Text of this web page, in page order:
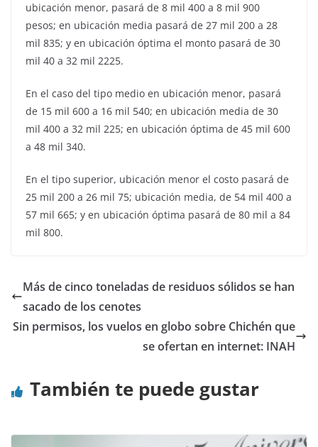
ubicación menor, pasará de 8 mil 400 a 8 mil 900
pesos; en ubicación media pasará de 27 mil 200 a 28
mil 835; y en ubicación óptima el monto pasará de 30
mil 40 a 32 mil 2225.
En el caso del tipo medio en ubicación menor, pasará
de 15 mil 600 a 16 mil 540; en ubicación media de 30
mil 400 a 32 mil 225; en ubicación óptima de 45 mil 600
a 48 mil 340.
En el tipo superior, ubicación menor el costo pasará de
25 mil 200 a 26 mil 75; ubicación media, de 54 mil 400 a
57 mil 665; y en ubicación óptima pasará de 80 mil a 84
mil 800.
Más de cinco toneladas de residuos sólidos se han
sacado de los cenotes
Sin permisos, los vuelos en globo sobre Chichén que
se ofertan en internet: INAH
También te puede gustar